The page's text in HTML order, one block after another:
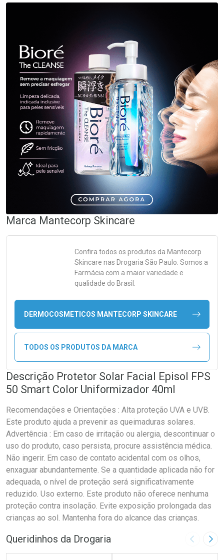
Marca Mantecorp Skincare
Confira todos os produtos da Mantecorp
Skincare nas Drogaria São Paulo. Somos a
Farmácia com a maior variedade e
qualidade do Brasil.
DERMOCOSMETICOS MANTECORP SKINCARE
TODOS OS PRODUTOS DA MARCA
Descrição Protetor Solar Facial Episol FPS
50 Smart Color Uniformizador 40ml
Recomendações e Orientações : Alta proteção UVA e UVB.
Este produto ajuda a prevenir as queimaduras solares.
Advertência : Em caso de irritação ou alergia, descontinuar o
uso do produto, caso persista, procure assistência médica.
Não ingerir. Em caso de contato acidental com os olhos,
enxaguar abundantemente. Se a quantidade aplicada não for
adequada, o nível de proteção será significativamente
reduzido. Uso externo. Este produto não oferece nenhuma
proteção contra insolação. Evite exposição prolongada das
crianças ao sol. Mantenha fora do alcance das crianças.
Queridinhos da Drogaria Imagem